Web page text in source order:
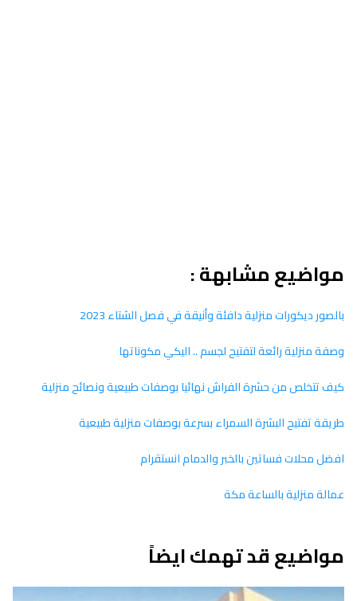
مواضيع مشابهة :
بالصور ديكورات منزلية دافئة وأنيقة في فصل الشتاء 2023
وصفة منزلية رائعة لتفتيح لجسم .. اليكي مكوناتها
كيف تتخلص من حشرة الفراش نهائيا بوصفات طبيعية ونصائح منزلية
طريقة تفتيح البشرة السمراء بسرعة بوصفات منزلية طبيعية
افضل محلات فساتين بالخبر والدمام انستقرام
عمالة منزلية بالساعة مكة
مواضيع قد تهمك ايضاً